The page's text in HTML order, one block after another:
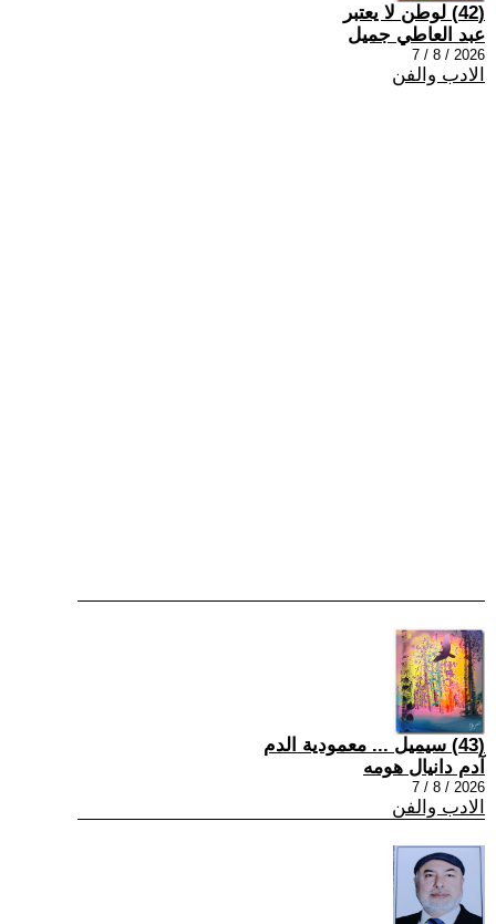
(42) لوطن لا يعتبر
عبد العاطي جميل
2026 / 8 / 7
الادب والفن
(43) سيميل ... معمودية الدم
آدم دانيال هومه
2026 / 8 / 7
الادب والفن